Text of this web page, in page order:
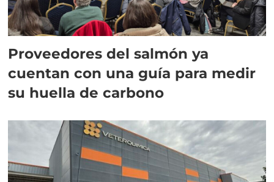
Proveedores del salmón ya
cuentan con una guía para medir
su huella de carbono